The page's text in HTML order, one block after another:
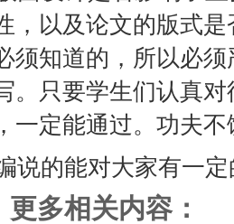
，以及论文的版式
须知道的，所以必
。只要学生们认真
一定能通过。功夫不
说的能对大家有一
多相关内容：